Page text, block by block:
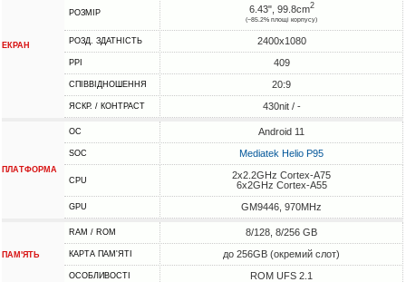
ЕКРАН
РОЗМІР 6.43", 99.8cm2
(~85.2% площі корпусу)
РОЗД. ЗДАТНІСТЬ 2400x1080
PPI 409
СПІВВІДНОШЕННЯ 20:9
ЯСКР. / КОНТРАСТ 430nit / -
ПЛАТФОРМА
ОС Android 11
SOC Mediatek Helio P95
CPU
2x2.2GHz Cortex-A75
6x2GHz Cortex-A55
GPU GM9446, 970MHz
ПАМ'ЯТЬ
RAM / ROM 8/128, 8/256 GB
КАРТА ПАМ'ЯТІ до 256GB (окремий слот)
ОСОБЛИВОСТІ ROM UFS 2.1